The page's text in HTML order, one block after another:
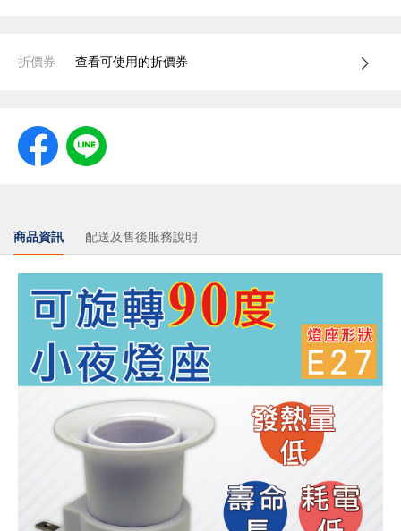
折價券 查看可使用的折價券
商品資訊 配送及售後服務說明